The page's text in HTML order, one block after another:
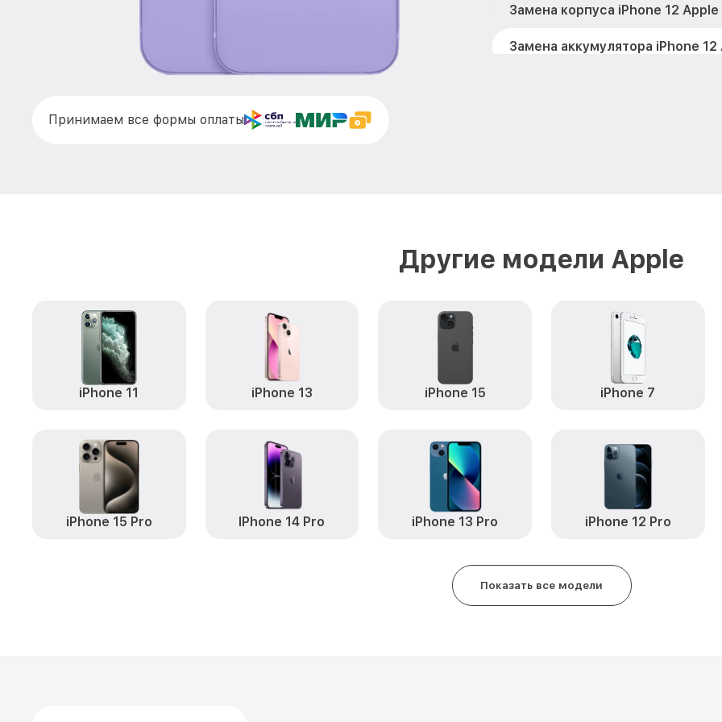
Замена корпуса iPhone 12 Apple
Замена аккумулятора iPhone 12
Принимаем все формы оплаты
Другие модели Apple
iPhone 11 iPhone 13 iPhone 15 iPhone 7
iPhone 15 Pro IPhone 14 Pro iPhone 13 Pro iPhone 12 Pro
Показать все модели